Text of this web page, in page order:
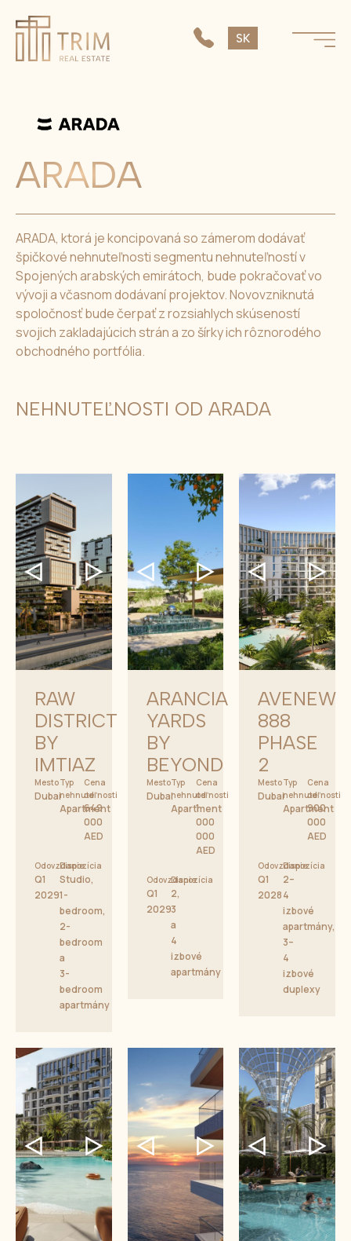
SK
CS
ARADA
ARADA, ktorá je koncipovaná so zámerom dodávať
špičkové nehnuteľnosti segmentu nehnuteľností v
Spojených arabských emirátoch, bude pokračovať vo
vývoji a včasnom dodávaní projektov. Novovzniknutá
spoločnosť bude čerpať z rozsiahlych skúseností
svojich zakladajúcich strán a zo šírky ich rôznorodého
obchodného portfólia.
NEHNUTEĽNOSTI OD ARADA
RAW
DISTRICT
BY
IMTIAZ
Mesto
Dubai
Typ
nehnuteľnosti
Apartment
Cena
od
649
000
AED
Odovzdanie
Q1
2029
Dispozícia
Studio,
1-
bedroom,
2-
bedroom
a
3-
bedroom
apartmány
ARANCIA
YARDS
BY
BEYOND
Mesto
Dubai
Typ
nehnuteľnosti
Apartment
Cena
od
1
000
000
AED
Odovzdanie
Q1
2029
Dispozícia
2,
3
a
4
izbové
apartmány
AVENEW
888
PHASE
2
Mesto
Dubai
Typ
nehnuteľnosti
Apartment
Cena
od
900
000
AED
Odovzdanie
Q1
2028
Dispozícia
2–
4
izbové
apartmány,
3–
4
izbové
duplexy